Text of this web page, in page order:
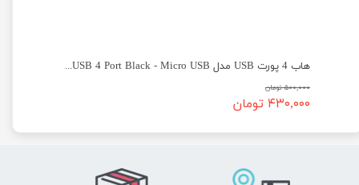
هاب 4 پورت USB مدل LoveRPi MicroUSB to USB 4 Port Black - Micro USB
۵۰۰,۰۰۰ تومان
۴۳۰,۰۰۰ تومان